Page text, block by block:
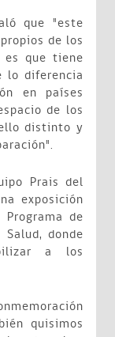
que "este
de los
es que tiene
lo diferencia
en países
de los
distinto y
Prais del
exposición
de
donde
a los
quisimos